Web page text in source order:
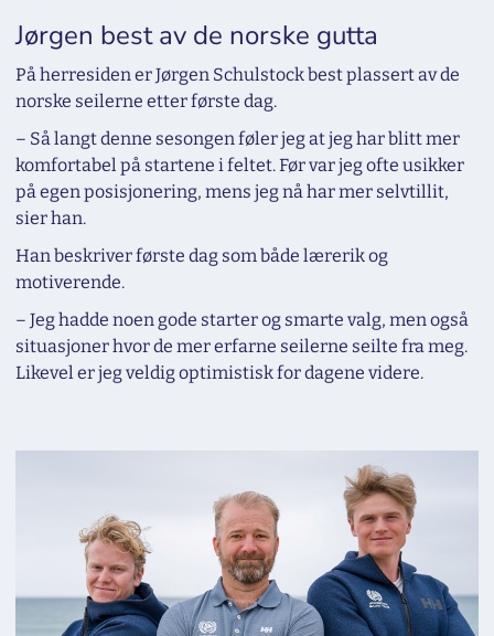
Jørgen best av de norske gutta
På herresiden er Jørgen Schulstock best plassert av de
norske seilerne etter første dag.
– Så langt denne sesongen føler jeg at jeg har blitt mer
komfortabel på startene i feltet. Før var jeg ofte usikker
på egen posisjonering, mens jeg nå har mer selvtillit,
sier han.
Han beskriver første dag som både lærerik og
motiverende.
– Jeg hadde noen gode starter og smarte valg, men også
situasjoner hvor de mer erfarne seilerne seilte fra meg.
Likevel er jeg veldig optimistisk for dagene videre.